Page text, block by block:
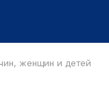
женщин и детей